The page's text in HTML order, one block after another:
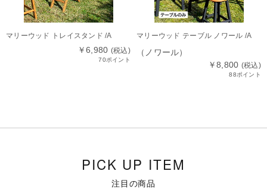
マリーウッド トレイスタンド /A
￥6,980 (税込)
70ポイント
マリーウッド テーブル ノワール /A
（ノワール）
￥8,800 (税込)
88ポイント
PICK UP ITEM
注目の商品